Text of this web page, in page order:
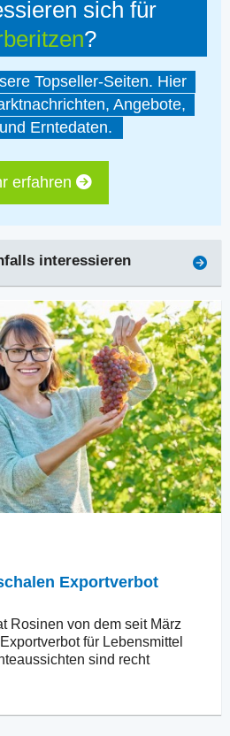
sich für
?
Topseller-Seiten. Hier
Angebote,
Erntedaten.
erfahren
interessieren
Exportverbot
Rosinen von dem seit März
für Lebensmittel
sind recht